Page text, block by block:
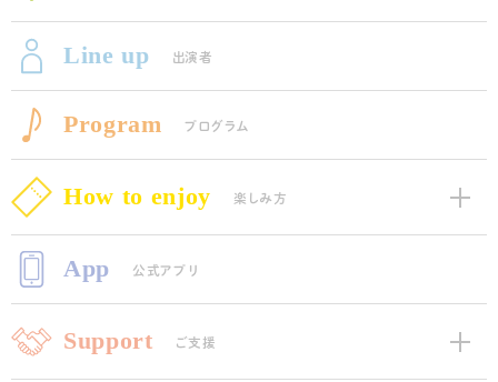
Line up 出演者
Program プログラム
How to enjoy 楽しみ方
App 公式アプリ
Support ご支援